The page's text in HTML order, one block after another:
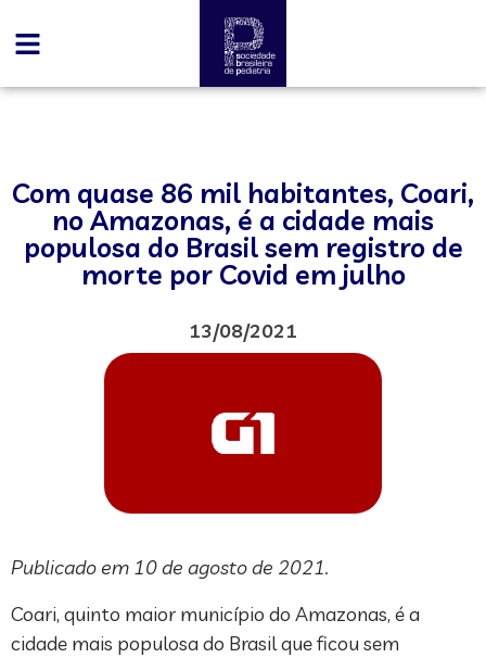
Com quase 86 mil habitantes, Coari,
no Amazonas, é a cidade mais
populosa do Brasil sem registro de
morte por Covid em julho
13/08/2021
Publicado em 10 de agosto de 2021.
Coari, quinto maior município do Amazonas, é a
cidade mais populosa do Brasil que ficou sem